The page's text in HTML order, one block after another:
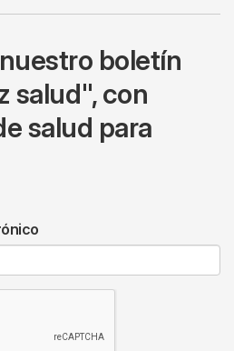
boletín
salud", con
salud para